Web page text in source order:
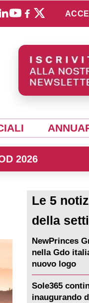
2026
Le 5
della
NewPrinces
nella Gdo
nuovo logo
Sole365
inaugurando